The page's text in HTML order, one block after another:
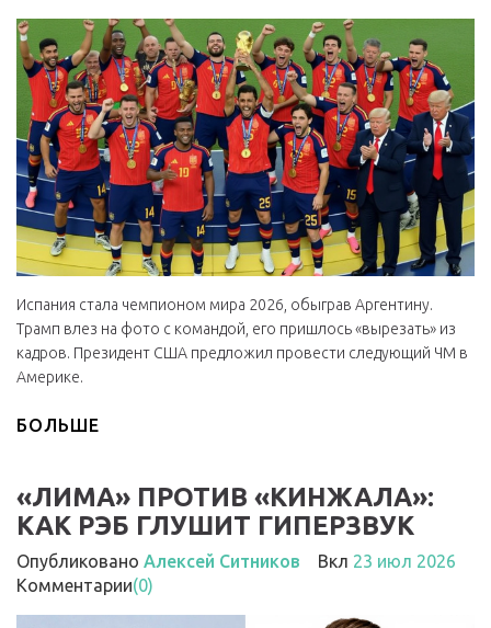
Испания стала чемпионом мира 2026, обыграв Аргентину.
Трамп влез на фото с командой, его пришлось «вырезать» из
кадров. Президент США предложил провести следующий ЧМ в
Америке.
БОЛЬШЕ
«ЛИМА» ПРОТИВ «КИНЖАЛА»:
КАК РЭБ ГЛУШИТ ГИПЕРЗВУК
Опубликовано Алексей Ситников Вкл 23 июл 2026
Комментарии(0)